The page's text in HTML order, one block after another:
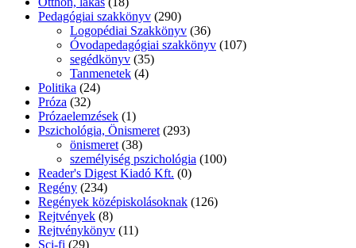
Pedagógiai szakkönyv (290)
Logopédiai Szakkönyv (36)
Óvodapedagógiai szakkönyv (107)
segédkönyv (35)
Tanmenetek (4)
Politika (24)
Próza (32)
Prózaelemzések (1)
Pszichológia, Önismeret (293)
önismeret (38)
személyiség pszichológia (100)
Reader's Digest Kiadó Kft. (0)
Regény (234)
Regények középiskolásoknak (126)
Rejtvények (8)
Rejtvénykönyv (11)
Sci-fi (29)